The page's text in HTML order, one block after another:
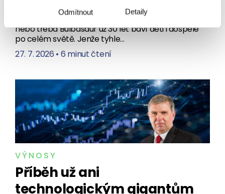
Detaily
Odmítnout
Sbírám Pokémon karty. A právě proto vám řeknu,
proč do nich teď neinvestovat. Pikachu, Charizard
nebo třeba Bulbasaur už 30 let baví děti i dospělé
po celém světě. Jenže tyhle…
27. 7. 2026• 6 minut čtení
VÝNOSY
Příběh už ani
technologickým gigantům